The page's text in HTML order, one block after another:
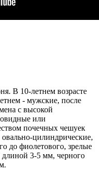
В 10-летнем возрасте
- мужские, после
с высокой
или
почечных чешуек
цилиндрические,
до фиолетового, зрелые
3-5 мм, черного